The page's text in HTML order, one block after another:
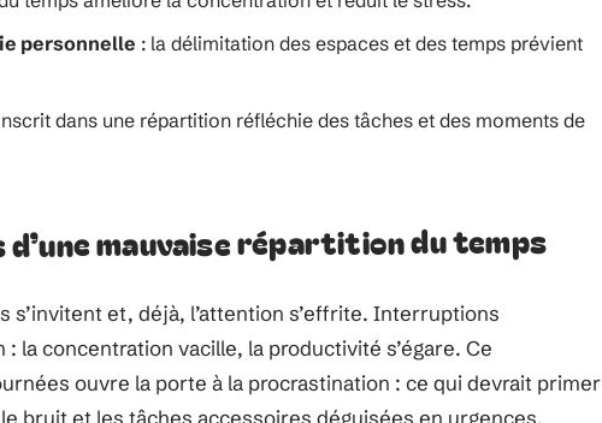
personnelle : la délimitation des espaces et des temps prévient
dans une répartition réfléchie des tâches et des moments de
mauvaise répartition du temps
s’invitent et, déjà, l’attention s’effrite. Interruptions
la concentration vacille, la productivité s’égare. Ce
ouvre la porte à la procrastination : ce qui devrait primer
bruit et les tâches accessoires déguisées en urgences.